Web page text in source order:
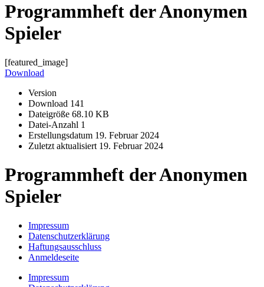
Programmheft der Anonymen
Spieler
[featured_image]
Download
Version
Download 141
Dateigröße 68.10 KB
Datei-Anzahl 1
Erstellungsdatum 19. Februar 2024
Zuletzt aktualisiert 19. Februar 2024
Programmheft der Anonymen
Spieler
Impressum
Datenschutzerklärung
Haftungsausschluss
Anmeldeseite
Impressum